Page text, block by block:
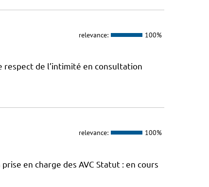
relevance: 100%
de l’intimité en consultation
relevance: 100%
en charge des AVC Statut : en cours